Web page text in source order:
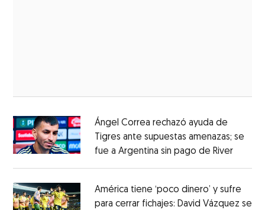
Ángel Correa rechazó ayuda de
Tigres ante supuestas amenazas; se
fue a Argentina sin pago de RiverOpens
América tiene ‘poco dinero’ y sufre
para cerrar fichajes: David Vázquez se